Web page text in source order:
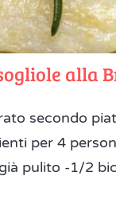
alla
secondo
per 4
pulito -1/2